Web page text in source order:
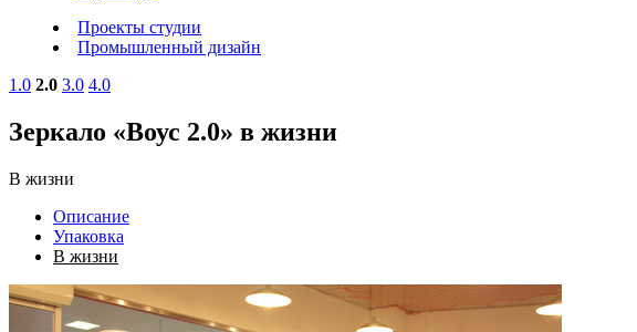
Проекты студии
Промышленный дизайн
1.0 2.0 3.0 4.0
Зеркало «Воус 2.0» в жизни
В жизни
Описание
Упаковка
В жизни